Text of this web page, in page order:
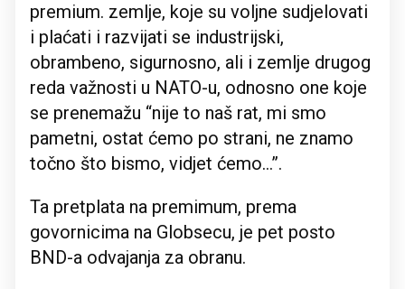
premium. zemlje, koje su voljne sudjelovati
i plaćati i razvijati se industrijski,
obrambeno, sigurnosno, ali i zemlje drugog
reda važnosti u NATO-u, odnosno one koje
se prenemažu “nije to naš rat, mi smo
pametni, ostat ćemo po strani, ne znamo
točno što bismo, vidjet ćemo…”.
Ta pretplata na premimum, prema
govornicima na Globsecu, je pet posto
BND-a odvajanja za obranu.